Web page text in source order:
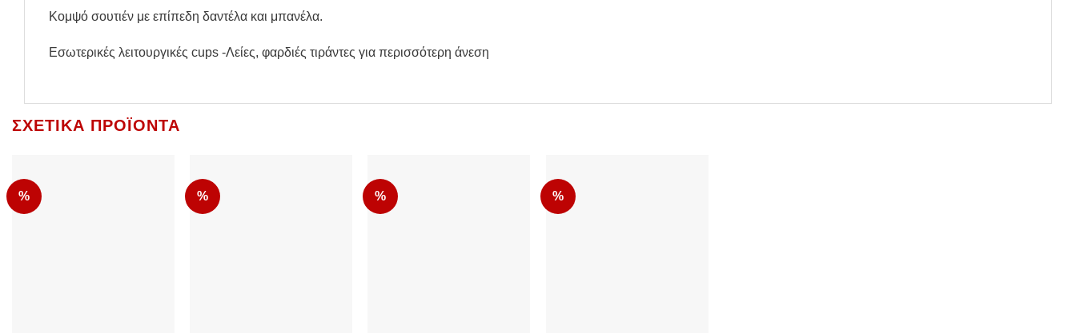
Κομψό σουτιέν με επίπεδη δαντέλα και μπανέλα.
Εσωτερικές λειτουργικές cups -Λείες, φαρδιές τιράντες για περισσότερη άνεση
ΣΧΕΤΙΚΆ ΠΡΟΪΌΝΤΑ
% % % %